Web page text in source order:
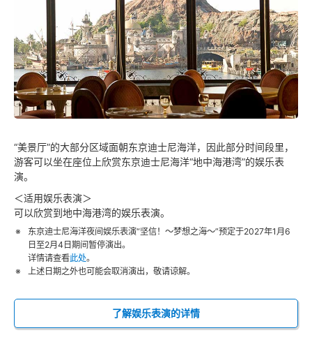
“美景厅”的大部分区域面朝东京迪士尼海洋，因此部分时间段里，
游客可以坐在座位上欣赏东京迪士尼海洋“地中海港湾”的娱乐表
演。
＜适用娱乐表演＞
可以欣赏到地中海港湾的娱乐表演。
东京迪士尼海洋夜间娱乐表演“坚信！～梦想之海～”预定于2027年1月6
日至2月4日期间暂停演出。
详情请查看此处。
上述日期之外也可能会取消演出，敬请谅解。
了解娱乐表演的详情